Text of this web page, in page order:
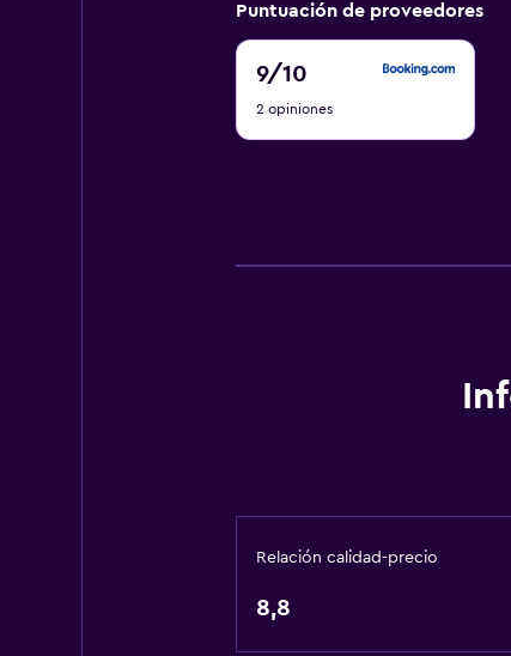
Puntuación de proveedores
9/10
9
10
2 opiniones
Relación calidad-precio
8,8